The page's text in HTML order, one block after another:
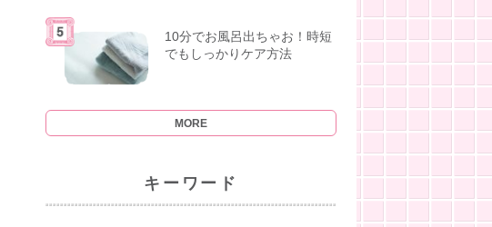
10分でお風呂出ちゃお！時短
でもしっかりケア方法
MORE
キーワード